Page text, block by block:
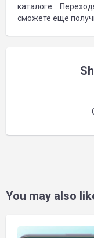
каталоге.
сможете еще
You may also